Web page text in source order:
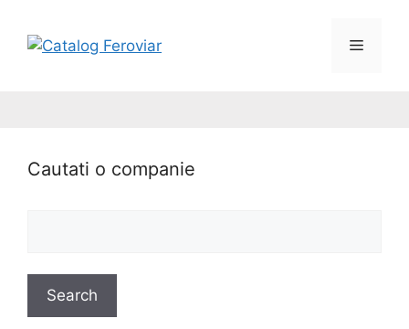
Cautati o companie